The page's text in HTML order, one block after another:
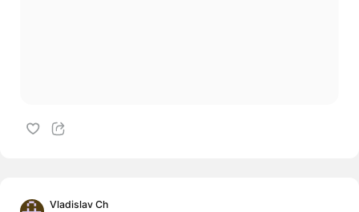
Vladislav Ch